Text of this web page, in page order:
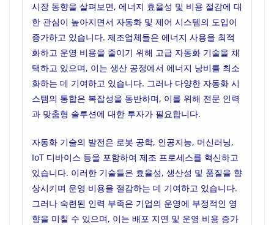
시장 동향을 살펴보면, 에너지 효율성 및 비용 절감에 대
한 관심이 높아지면서 자동화 및 제어 시스템의 도입이
증가하고 있습니다. 제조업체들은 에너지 사용을 최적
화하고 운영 비용을 줄이기 위해 고급 자동화 기술을 채
택하고 있으며, 이는 생산 공정에서 에너지 낭비를 최소
화하는 데 기여하고 있습니다. 그러나 다양한 자동화 시
스템의 통합은 복잡성을 동반하며, 이를 위해 전문 인력
과 맞춤형 솔루션에 대한 투자가 필요합니다.
자동화 기술의 발전은 로봇 공학, 인공지능, 머신러닝,
IoT 디바이스 등을 포함하여 제조 프로세스를 혁신하고
있습니다. 이러한 기술들은 효율성, 생산성 및 품질을 향
상시키며 운영 비용을 절감하는 데 기여하고 있습니다.
그러나 숙련된 인력 부족은 기업의 운영에 부정적인 영
향을 미칠 수 있으며, 이는 배포 지연 및 운영 비용 증가